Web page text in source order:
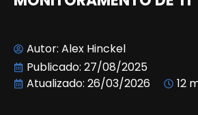
Autor: Alex Hinckel
Publicado: 27/08/2025
Atualizado: 26/03/2026
12